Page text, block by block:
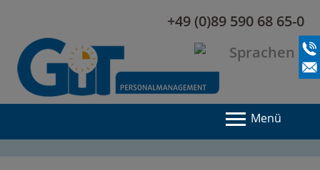
+49 (0)89 590 68 65-0
Menü